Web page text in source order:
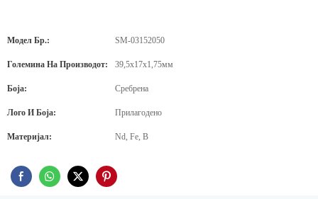
Модел Бр.: SM-03152050
Големина На Производот: 39,5x17x1,75мм
Боја: Сребрена
Лого И Боја: Прилагодено
Материјал: Nd, Fe, B